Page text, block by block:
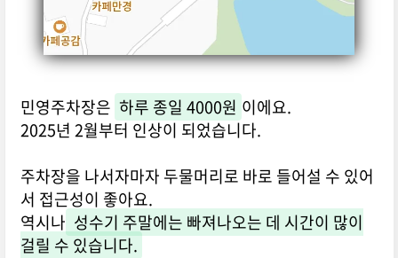
민영주차장은 하루 종일 4000원 이에요.
2025년 2월부터 인상이 되었습니다.
주차장을 나서자마자 두물머리로 바로 들어설 수 있어
서 접근성이 좋아요.
역시나 성수기 주말에는 빠져나오는 데 시간이 많이
걸릴 수 있습니다.